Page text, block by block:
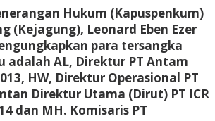
Hukum (Kapuspenkum)
(Kejagung), Leonard Eben Ezer
para tersangka
adalah AL, Direktur PT Antam
HW, Direktur Operasional PT
Direktur Utama (Dirut) PT ICR
dan MH. Komisaris PT